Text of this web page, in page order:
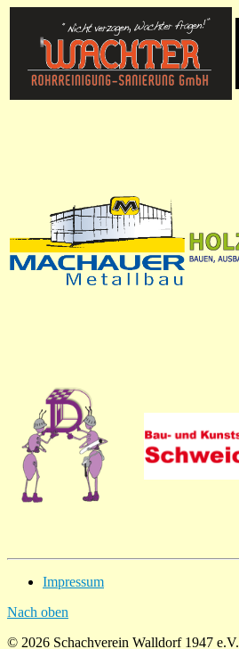
Impressum
Nach oben
© 2026 Schachverein Walldorf 1947 e.V.